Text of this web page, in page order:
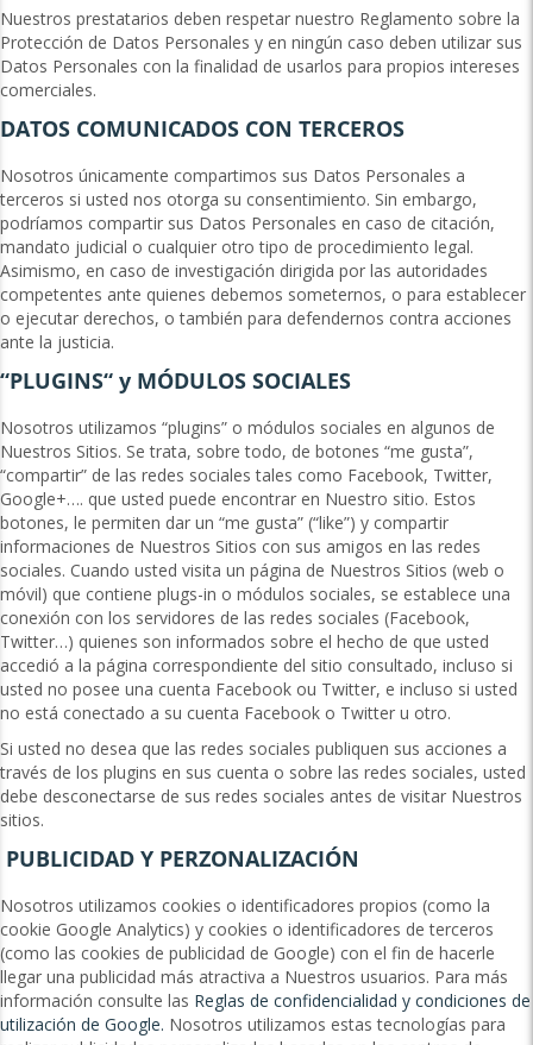
Nuestros prestatarios deben respetar nuestro Reglamento sobre la
Protección de Datos Personales y en ningún caso deben utilizar sus
Datos Personales con la finalidad de usarlos para propios intereses
comerciales.
DATOS COMUNICADOS CON TERCEROS
Nosotros únicamente compartimos sus Datos Personales a
terceros si usted nos otorga su consentimiento. Sin embargo,
podríamos compartir sus Datos Personales en caso de citación,
mandato judicial o cualquier otro tipo de procedimiento legal.
Asimismo, en caso de investigación dirigida por las autoridades
competentes ante quienes debemos someternos, o para establecer
o ejecutar derechos, o también para defendernos contra acciones
ante la justicia.
“PLUGINS“ y MÓDULOS SOCIALES
Nosotros utilizamos “plugins” o módulos sociales en algunos de
Nuestros Sitios. Se trata, sobre todo, de botones “me gusta”,
“compartir” de las redes sociales tales como Facebook, Twitter,
Google+…. que usted puede encontrar en Nuestro sitio. Estos
botones, le permiten dar un “me gusta” (“like”) y compartir
informaciones de Nuestros Sitios con sus amigos en las redes
sociales. Cuando usted visita un página de Nuestros Sitios (web o
móvil) que contiene plugs-in o módulos sociales, se establece una
conexión con los servidores de las redes sociales (Facebook,
Twitter…) quienes son informados sobre el hecho de que usted
accedió a la página correspondiente del sitio consultado, incluso si
usted no posee una cuenta Facebook ou Twitter, e incluso si usted
no está conectado a su cuenta Facebook o Twitter u otro.
Si usted no desea que las redes sociales publiquen sus acciones a
través de los plugins en sus cuenta o sobre las redes sociales, usted
debe desconectarse de sus redes sociales antes de visitar Nuestros
sitios.
PUBLICIDAD Y PERZONALIZACIÓN
Nosotros utilizamos cookies o identificadores propios (como la
cookie Google Analytics) y cookies o identificadores de terceros
(como las cookies de publicidad de Google) con el fin de hacerle
llegar una publicidad más atractiva a Nuestros usuarios. Para más
información consulte las Reglas de confidencialidad y condiciones de
utilización de Google. Nosotros utilizamos estas tecnologías para